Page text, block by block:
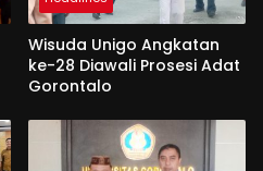
Wisuda Unigo Angkatan
ke-28 Diawali Prosesi Adat
Gorontalo